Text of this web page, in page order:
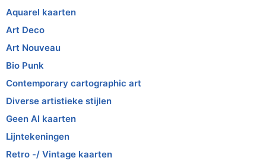
Aquarel kaarten
Art Deco
Art Nouveau
Bio Punk
Contemporary cartographic art
Diverse artistieke stijlen
Geen AI kaarten
Lijntekeningen
Retro -/ Vintage kaarten